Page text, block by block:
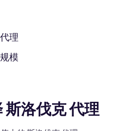
理
模
斯洛伐克 代理